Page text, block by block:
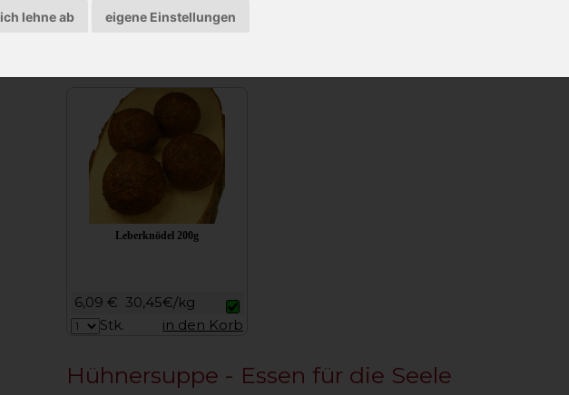
ich lehne ab eigene Einstellungen
Leberknödel 200g
6,09 € 30,45€/kg
Stk.
in den Korb
Hühnersuppe - Essen für die Seele